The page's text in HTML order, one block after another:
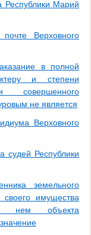
Республики Марий
Верховного
в полной
и степени
совершенного
не является
Верховного
судей Республики
земельного
своего имущества
нем объекта